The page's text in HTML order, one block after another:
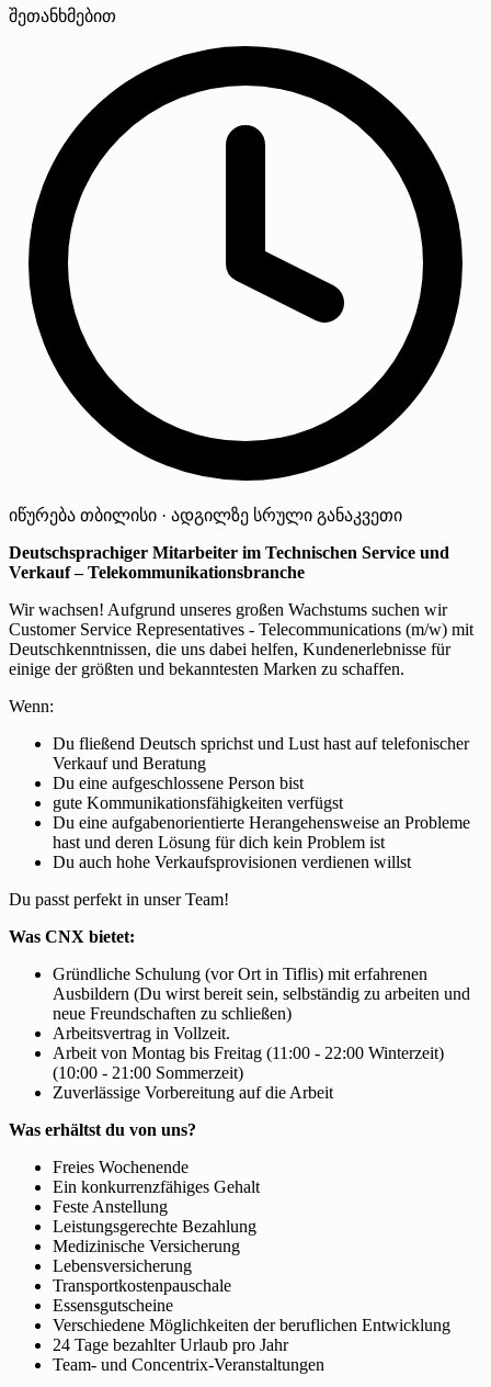
შეთანხმებით
იწურება თბილისი · ადგილზე სრული განაკვეთი
Deutschsprachiger Mitarbeiter im Technischen Service und
Verkauf – Telekommunikationsbranche
Wir wachsen! Aufgrund unseres großen Wachstums suchen wir
Customer Service Representatives - Telecommunications (m/w) mit
Deutschkenntnissen, die uns dabei helfen, Kundenerlebnisse für
einige der größten und bekanntesten Marken zu schaffen.
Wenn:
Du fließend Deutsch sprichst und Lust hast auf telefonischer
Verkauf und Beratung
Du eine aufgeschlossene Person bist
gute Kommunikationsfähigkeiten verfügst
Du eine aufgabenorientierte Herangehensweise an Probleme
hast und deren Lösung für dich kein Problem ist
Du auch hohe Verkaufsprovisionen verdienen willst
Du passt perfekt in unser Team!
Was CNX bietet:
Gründliche Schulung (vor Ort in Tiflis) mit erfahrenen
Ausbildern (Du wirst bereit sein, selbständig zu arbeiten und
neue Freundschaften zu schließen)
Arbeitsvertrag in Vollzeit.
Arbeit von Montag bis Freitag (11:00 - 22:00 Winterzeit)
(10:00 - 21:00 Sommerzeit)
Zuverlässige Vorbereitung auf die Arbeit
Was erhältst du von uns?
Freies Wochenende
Ein konkurrenzfähiges Gehalt
Feste Anstellung
Leistungsgerechte Bezahlung
Medizinische Versicherung
Lebensversicherung
Transportkostenpauschale
Essensgutscheine
Verschiedene Möglichkeiten der beruflichen Entwicklung
24 Tage bezahlter Urlaub pro Jahr
Team- und Concentrix-Veranstaltungen